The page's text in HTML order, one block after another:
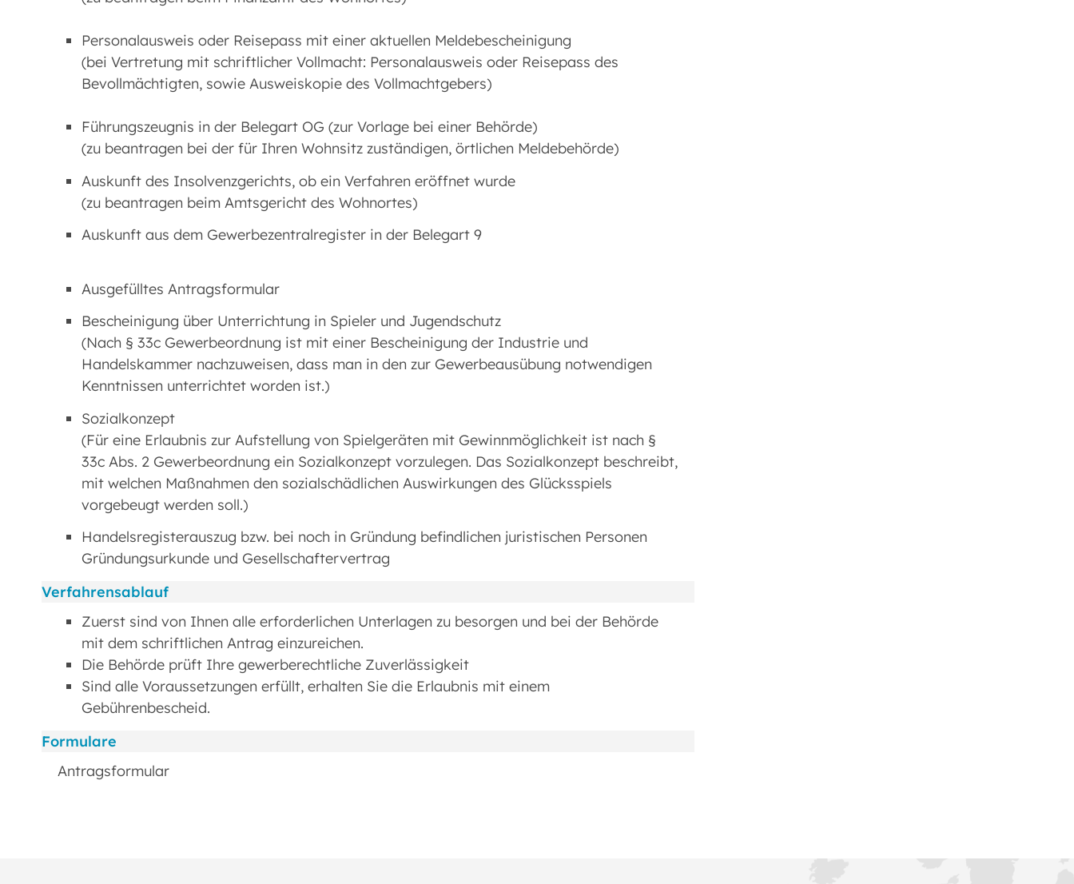
Personalausweis oder Reisepass mit einer aktuellen Meldebescheinigung
(bei Vertretung mit schriftlicher Vollmacht: Personalausweis oder Reisepass des
Bevollmächtigten, sowie Ausweiskopie des Vollmachtgebers)
Führungszeugnis in der Belegart OG (zur Vorlage bei einer Behörde)
(zu beantragen bei der für Ihren Wohnsitz zuständigen, örtlichen Meldebehörde)
Auskunft des Insolvenzgerichts, ob ein Verfahren eröffnet wurde
(zu beantragen beim Amtsgericht des Wohnortes)
Auskunft aus dem Gewerbezentralregister in der Belegart 9
Ausgefülltes Antragsformular
Bescheinigung über Unterrichtung in Spieler und Jugendschutz
(Nach § 33c Gewerbeordnung ist mit einer Bescheinigung der Industrie und
Handelskammer nachzuweisen, dass man in den zur Gewerbeausübung notwendigen
Kenntnissen unterrichtet worden ist.)
Sozialkonzept
(Für eine Erlaubnis zur Aufstellung von Spielgeräten mit Gewinnmöglichkeit ist nach §
33c Abs. 2 Gewerbeordnung ein Sozialkonzept vorzulegen. Das Sozialkonzept beschreibt,
mit welchen Maßnahmen den sozialschädlichen Auswirkungen des Glücksspiels
vorgebeugt werden soll.)
Handelsregisterauszug bzw. bei noch in Gründung befindlichen juristischen Personen
Gründungsurkunde und Gesellschaftervertrag
Verfahrensablauf
Zuerst sind von Ihnen alle erforderlichen Unterlagen zu besorgen und bei der Behörde
mit dem schriftlichen Antrag einzureichen.
Die Behörde prüft Ihre gewerberechtliche Zuverlässigkeit
Sind alle Voraussetzungen erfüllt, erhalten Sie die Erlaubnis mit einem
Gebührenbescheid.
Formulare
Antragsformular